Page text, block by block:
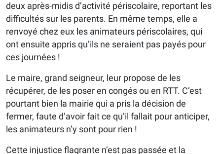
deux après-midis d’activité périscolaire, reportant les
difficultés sur les parents. En même temps, elle a
renvoyé chez eux les animateurs périscolaires, qui
ont ensuite appris qu’ils ne seraient pas payés pour
ces journées !
Le maire, grand seigneur, leur propose de les
récupérer, de les poser en congés ou en RTT. C’est
pourtant bien la mairie qui a pris la décision de
fermer, faute d’avoir fait ce qu’il fallait pour anticiper,
les animateurs n’y sont pour rien !
Cette injustice flagrante n’est pas passée et la